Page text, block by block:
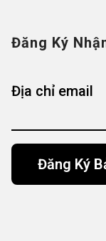
Đăng Ký
Địa chỉ email